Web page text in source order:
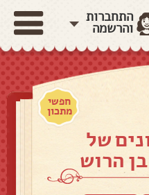
התחברות
והרשמה
חפשי
מתכון
של
הרוש